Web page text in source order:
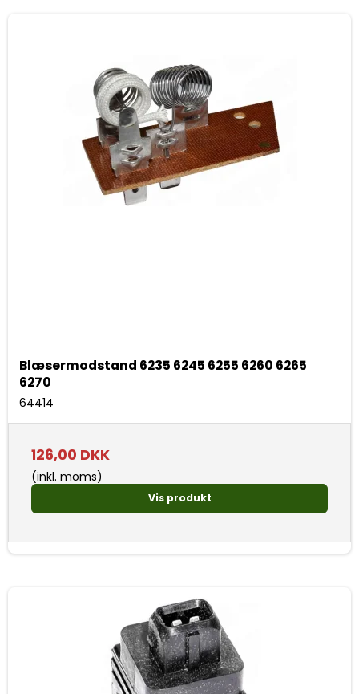
Blæsermodstand 6235 6245 6255 6260 6265
6270
64414
126,00 DKK
(inkl. moms)
Vis produkt